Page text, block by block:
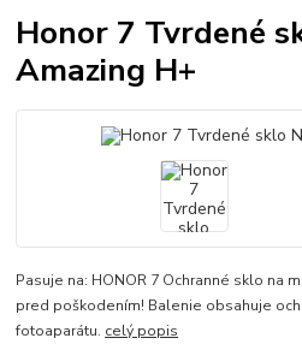
Honor 7 Tvrdené
Amazing H+
Pasuje na: HONOR 7 Ochranné sklo na
pred poškodením! Balenie obsahuje
fotoaparátu. celý popis